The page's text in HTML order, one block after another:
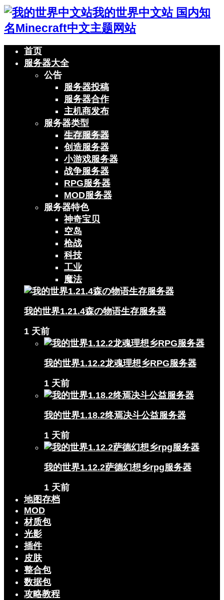
我的世界中文站 国内知
名Minecraft中文主题网站
首页
服务器大全
公告
服务器投稿
服务器合作
主机商发布
服务器类型
生存服务器
创造服务器
小游戏服务器
战争服务器
RPG服务器
MOD服务器
服务器特色
神奇宝贝
空岛
枪战
科技
工业
魔法
我的世界1.21.4森の物语生存服务器
1 天前
我的世界1.12.2龙魂理想乡RPG服务器
1 天前
我的世界1.18.2终焉决斗公益服务器
1 天前
我的世界1.12.2萨德幻想乡rpg服务器
1 天前
地图存档
MOD
材质包
光影
插件
皮肤
整合包
数据包
攻略教程